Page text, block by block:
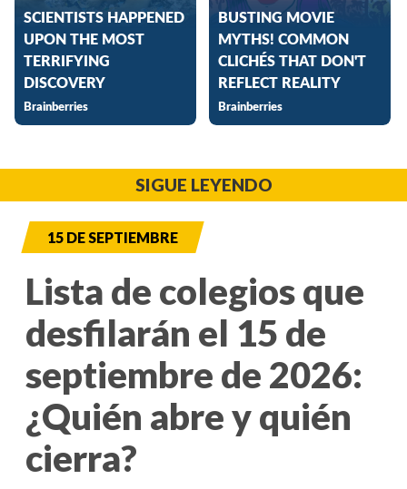
SIGUE LEYENDO
15 DE SEPTIEMBRE
Lista de colegios que
desfilarán el 15 de
septiembre de 2026:
¿Quién abre y quién
cierra?